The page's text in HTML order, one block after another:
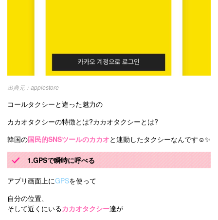
applestore
コールタクシーと違った魅力の
カカオタクシーの特徴とは?カカオタクシーとは?
韓国の国民的SNSツールのカカオと連動したタクシーなんです☺️✨
1.GPSで瞬時に呼べる
アプリ画面上にGPSを使って
自分の位置、
そして近くにいるカカオタクシー達が